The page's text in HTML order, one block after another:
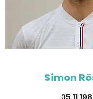
Simon